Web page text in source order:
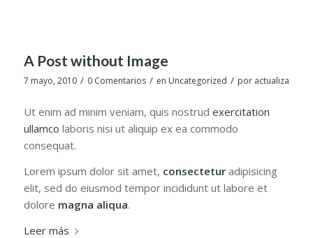
A Post without Image
7 mayo, 2010 / 0 Comentarios / en Uncategorized / por actualiza
Ut enim ad minim veniam, quis nostrud exercitation
ullamco laboris nisi ut aliquip ex ea commodo
consequat.
Lorem ipsum dolor sit amet, consecteturadipisicing
elit, sed do eiusmod tempor incididunt ut labore et
dolore magna aliqua.
Leer más